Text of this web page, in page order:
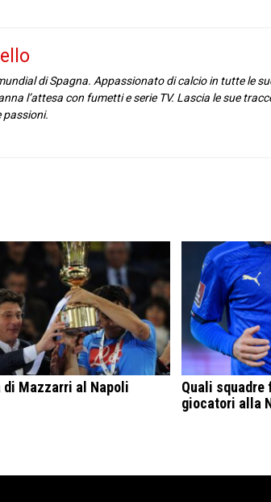
di Spagna. Appassionato di calcio in tutte le
l’attesa con fumetti e serie TV. Lascia le sue
passioni.
di Mazzarri al Napoli
Quali squadre
giocatori alla